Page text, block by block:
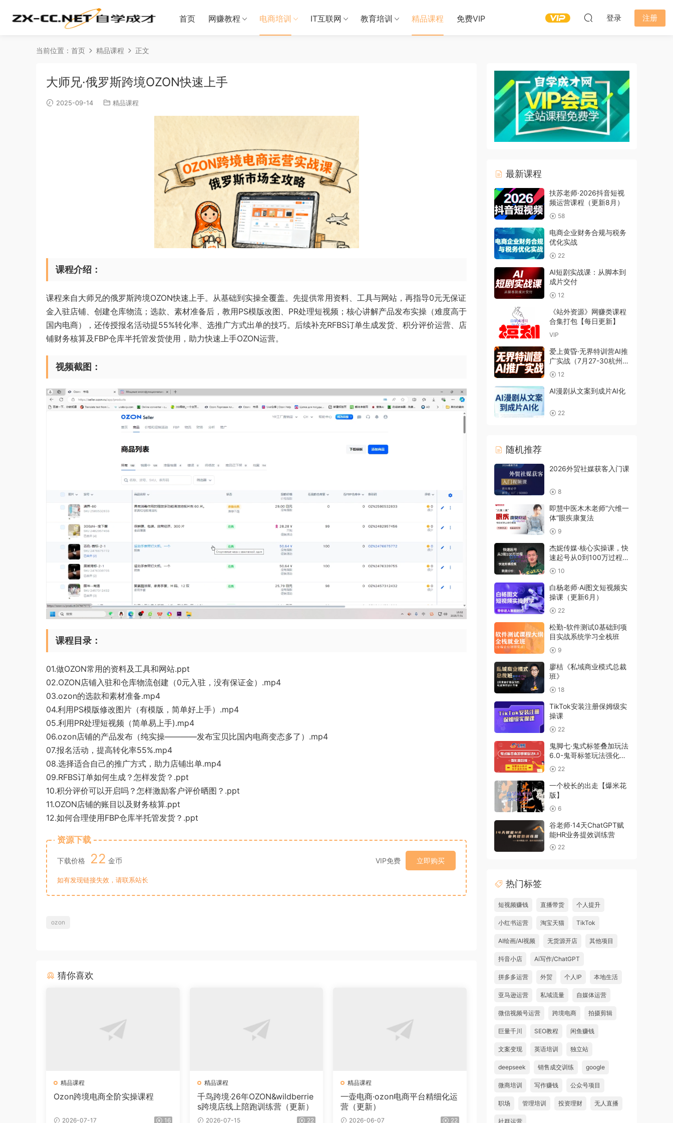
首页 网赚教程 电商培训 IT互联网 教育培训 精品课程 免费VIP 登录 注册
当前位置： 首页 精品课程 正文
大师兄·俄罗斯跨境OZON快速上手
2025-09-14 精品课程
课程介绍：
课程来自大师兄的俄罗斯跨境OZON快速上手。从基础到实操全覆盖。先提供常用资料、工具与网站，再指导0元无保证
金入驻店铺、创建仓库物流；选款、素材准备后，教用PS模版改图、PR处理短视频；核心讲解产品发布实操（难度高于
国内电商），还传授报名活动提55%转化率、选推广方式出单的技巧。后续补充RFBS订单生成发货、积分评价运营、店
铺财务核算及FBP仓库半托管发货使用，助力快速上手OZON运营。
视频截图：
课程目录：
01.做OZON常用的资料及工具和网站.ppt
02.OZON店铺入驻和仓库物流创建（0元入驻，没有保证金）.mp4
03.ozon的选款和素材准备.mp4
04.利用PS模版修改图片（有模版，简单好上手）.mp4
05.利用PR处理短视频（简单易上手).mp4
06.ozon店铺的产品发布（纯实操————发布宝贝比国内电商变态多了）.mp4
07.报名活动，提高转化率55%.mp4
08.选择适合自己的推广方式，助力店铺出单.mp4
09.RFBS订单如何生成？怎样发货？.ppt
10.积分评价可以开启吗？怎样激励客户评价晒图？.ppt
11.OZON店铺的账目以及财务核算.ppt
12.如何合理使用FBP仓库半托管发货？.ppt
资源下载
下载价格 22 金币 VIP免费 立即购买
如有发现链接失效，请联系站长
ozon
猜你喜欢
精品课程
Ozon跨境电商全阶实操课程
2026-07-17 16
精品课程
千鸟跨境·26年OZON&wildberrie
s跨境店线上陪跑训练营（更新）
2026-07-15 22
精品课程
一壶电商·ozon电商平台精细化运
营（更新）
2026-06-07 22
最新课程
扶苏老师·2026抖音短视
频运营课程（更新8月）
58
电商企业财务合规与税务
优化实战
22
AI短剧实战课：从脚本到
成片交付
12
《站外资源》网赚类课程
合集打包【每日更新】
VIP
爱上黄昏·无界特训营AI推
广实战（7月27-30杭州线
下课）【音频+字幕
+pdf】
12
AI漫剧从文案到成片AI化
22
随机推荐
2026外贸社媒获客入门课
8
即慧中医木木老师“六维一
体”眼疾康复法
9
杰妮传媒·核心实操课，快
速起号从0到100万过程，
价值388元
10
白杨老师·Ai图文短视频实
操课（更新6月）
22
松勤-软件测试0基础到项
目实战系统学习全栈班
9
廖桔《私域商业模式总裁
班》
18
TikTok安装注册保姆级实
操课
22
鬼脚七·鬼式标签叠加玩法
6.0-鬼哥标签玩法强化高
效版，价值5800元
22
一个校长的出走【爆米花
版】
6
谷老师·14天ChatGPT赋
能HR业务提效训练营
22
热门标签
短视频赚钱 直播带货 个人提升
小红书运营 淘宝天猫 TikTok
AI绘画/AI视频 无货源开店 其他项目
抖音小店 Ai写作/ChatGPT
拼多多运营 外贸 个人IP 本地生活
亚马逊运营 私域流量 自媒体运营
微信视频号运营 跨境电商 拍摄剪辑
巨量千川 SEO教程 闲鱼赚钱
文案变现 英语培训 独立站
deepseek 销售成交训练 google
微商培训 写作赚钱 公众号项目
职场 管理培训 投资理财 无人直播
社群运营